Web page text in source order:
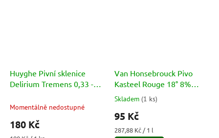
Huyghe Pivní sklenice
Delirium Tremens 0,33 -
Momentálně nedostupné
180 Kč
Van Honsebrouck Pivo
Kasteel Rouge 18° 8%
0,33l
Průměrné
hodnocení
produktu
je
Skladem (1 ks)
95 Kč
Měrná
287,88 Kč / 1 l